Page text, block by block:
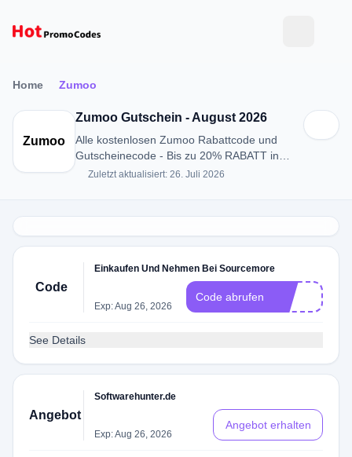
Home Zumoo
Zumoo
Zumoo Gutschein - August 2026
Alle kostenlosen Zumoo Rabattcode und
Gutscheinecode - Bis zu 20% RABATT in
August 2026
Zuletzt aktualisiert: 26. Juli 2026
Code
Einkaufen Und Nehmen Bei Sourcemore
Exp: Aug 26, 2026
Code abrufen
See Details
Angebot
Softwarehunter.de
Exp: Aug 26, 2026
Angebot erhalten